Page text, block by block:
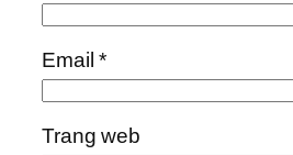
Email*
Trang web